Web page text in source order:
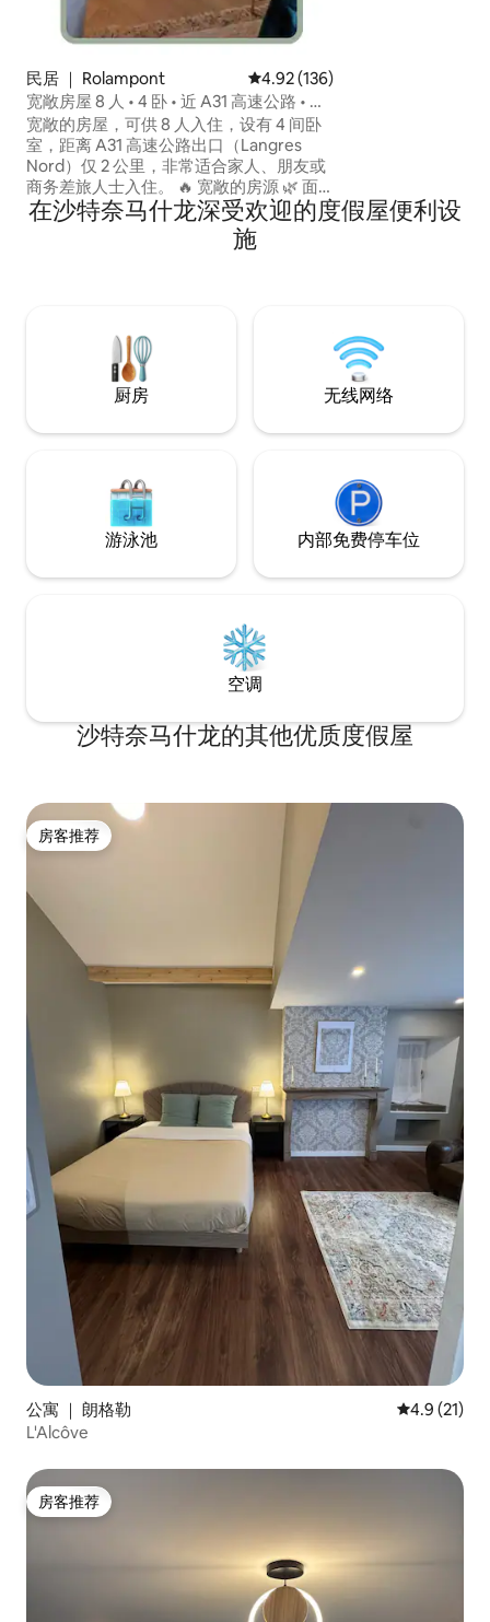
民居 ｜ Rolampont 平均评分 4.92 分（满分 5 分），
4.92 (136)
宽敞房屋 8 人 • 4 卧 • 近 A31 高速公路 • 电
动车充电桩
宽敞的房屋，可供 8 人入住，设有 4 间卧
室，距离 A31 高速公路出口（Langres
Nord）仅 2 公里，非常适合家人、朋友或
商务差旅人士入住。 🔥 宽敞的房源 🌿 面
积约300平方米的封闭式地块 🍖 我们提供
烧烤设施，供您举办社交聚会时使用 🐶 允
许携带宠物入住（需额外收费） ⚡ 车辆充
在沙特奈马什龙深受欢迎的度假屋便利设
施
厨房 无线网络
游泳池 内部免费停车位
空调
沙特奈马什龙的其他优质度假屋
房客推荐
房客推荐
公寓 ｜ 朗格勒 平均评分
4.9 (21)
L'Alcôve
房客推荐
房客推荐